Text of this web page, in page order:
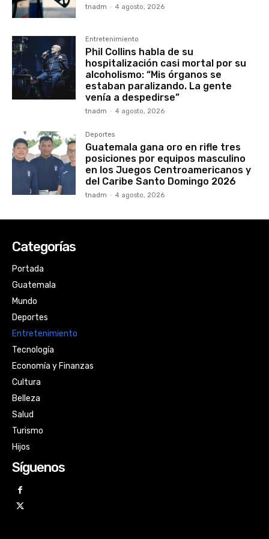
tnadm - 4 agosto, 2026
Entretenimiento
Phil Collins habla de su
hospitalización casi mortal por su
alcoholismo: “Mis órganos se
estaban paralizando. La gente
venía a despedirse”
tnadm - 4 agosto, 2026
Deportes
Guatemala gana oro en rifle tres
posiciones por equipos masculino
en los Juegos Centroamericanos y
del Caribe Santo Domingo 2026
tnadm - 4 agosto, 2026
Categorías
Portada
Guatemala
Mundo
Deportes
Entretenimiento
Tecnología
Economía y Finanzas
Cultura
Belleza
Salud
Turismo
Hijos
Síguenos